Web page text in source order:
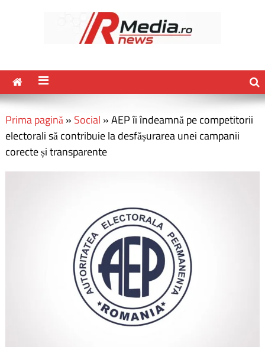
Prima pagină» Social »AEP îi îndeamnă pe competitorii
electorali să contribuie la desfășurarea unei campanii
corecte și transparente